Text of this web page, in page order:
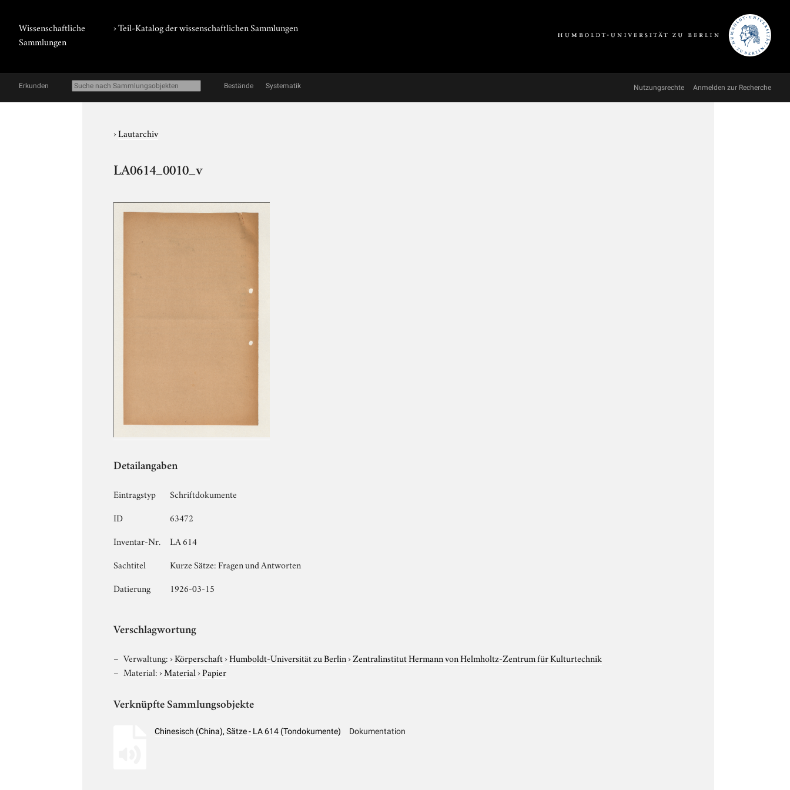
Wissenschaftliche
Sammlungen
› Teil-Katalog der wissenschaftlichen Sammlungen
Erkunden Bestände Systematik Nutzungsrechte Anmelden zur Recherche
›Lautarchiv
LA0614_0010_v
Detailangaben
Eintragstyp
Schriftdokumente
ID
63472
Inventar-Nr.
LA 614
Sachtitel
Kurze Sätze: Fragen und Antworten
Datierung
1926-03-15
Verschlagwortung
Verwaltung:›Körperschaft›Humboldt-Universität zu Berlin›Zentralinstitut Hermann von Helmholtz-Zentrum für Kulturtechnik
Material:›Material›Papier
Verknüpfte Sammlungsobjekte
Chinesisch (China), Sätze - LA 614 (Tondokumente) Dokumentation